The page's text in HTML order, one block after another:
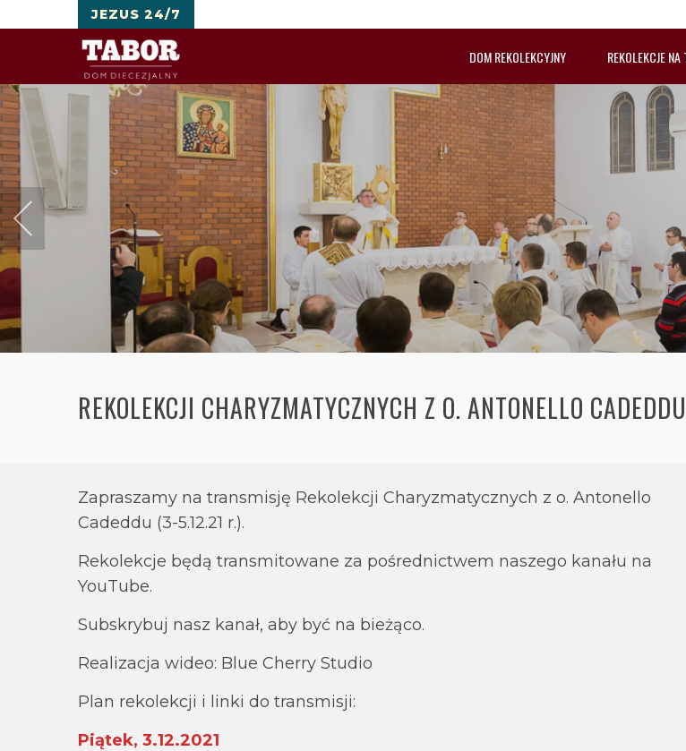
JEZUS 24/7
DOM REKOLEKCYJNY REKOLEKCJE
REKOLEKCJI CHARYZMATYCZNYCH Z O. ANTONELLO
Zapraszamy na transmisję Rekolekcji Charyzmatycznych z o. Antonello
Cadeddu (3-5.12.21 r.).
Rekolekcje będą transmitowane za pośrednictwem naszego kanału na
YouTube.
Subskrybuj nasz kanał, aby być na bieżąco.
Realizacja wideo: Blue Cherry Studio
Plan rekolekcji i linki do transmisji:
Piątek, 3.12.2021